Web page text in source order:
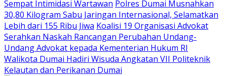
Sempat Intimidasi Wartawan Polres Dumai Musnahkan
30,80 Kilogram Sabu Jaringan Internasional, Selamatkan
Lebih dari 155 Ribu Jiwa Koalisi 19 Organisasi Advokat
Serahkan Naskah Rancangan Perubahan Undang-
Undang Advokat kepada Kementerian Hukum RI
Walikota Dumai Hadiri Wisuda Angkatan VII Politeknik
Kelautan dan Perikanan Dumai